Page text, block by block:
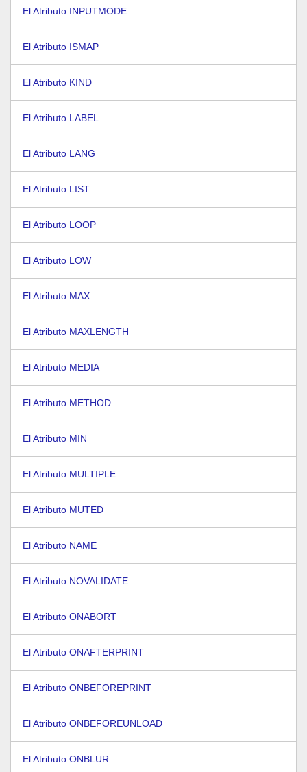
El Atributo INPUTMODE
El Atributo ISMAP
El Atributo KIND
El Atributo LABEL
El Atributo LANG
El Atributo LIST
El Atributo LOOP
El Atributo LOW
El Atributo MAX
El Atributo MAXLENGTH
El Atributo MEDIA
El Atributo METHOD
El Atributo MIN
El Atributo MULTIPLE
El Atributo MUTED
El Atributo NAME
El Atributo NOVALIDATE
El Atributo ONABORT
El Atributo ONAFTERPRINT
El Atributo ONBEFOREPRINT
El Atributo ONBEFOREUNLOAD
El Atributo ONBLUR